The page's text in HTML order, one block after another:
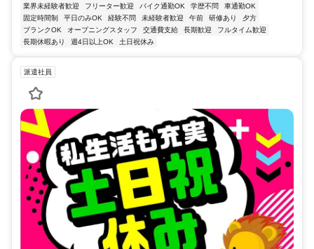
業界未経験者歓迎 フリーター歓迎 バイク通勤OK 学歴不問
車通勤OK
固定時間制
平日のみOK 経験不問 未経験者歓迎 午前 研修あり
夕方
ブランクOK
オープニングスタッフ 交通費支給 長期歓迎
フルタイム歓迎
長期休暇あり
週4日以上OK 土日祝休み
派遣社員